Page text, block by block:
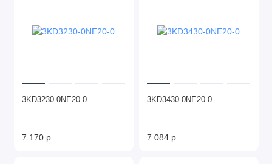
3KD3230-0NE20-0
7 170 р.
3KD3430-0NE20-0
7 084 р.